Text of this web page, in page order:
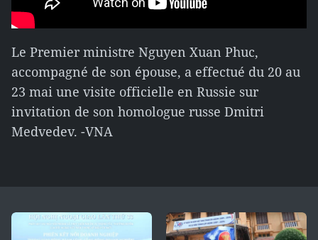
Le Premier ministre Nguyen Xuan Phuc,
accompagné de son épouse, a effectué du 20 au
23 mai une visite officielle en Russie sur
invitation de son homologue russe Dmitri
Medvedev. -VNA